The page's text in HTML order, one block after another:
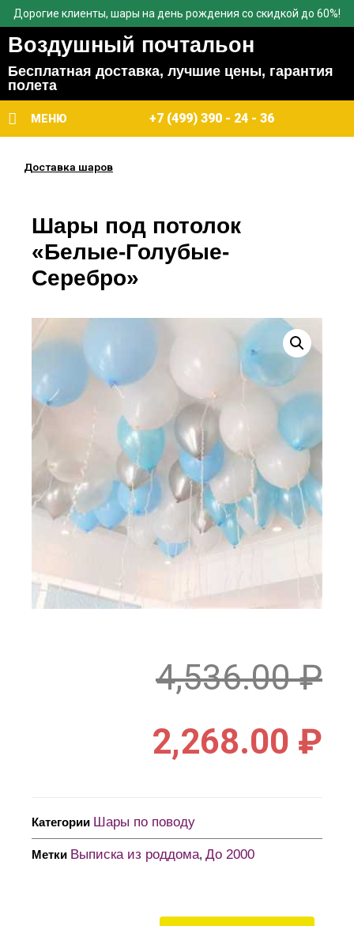
Дорогие клиенты, шары на день рождения со скидкой до 60%!
Воздушный почтальон
Бесплатная доставка, лучшие цены, гарантия
полета
МЕНЮ +7 (499) 390 - 24 - 36
Доставка шаров
Шары под потолок
«Белые-Голубые-
Серебро»
4,536.00₽
2,268.00 ₽
Категории Шары по поводу
Метки Выписка из роддома, До 2000